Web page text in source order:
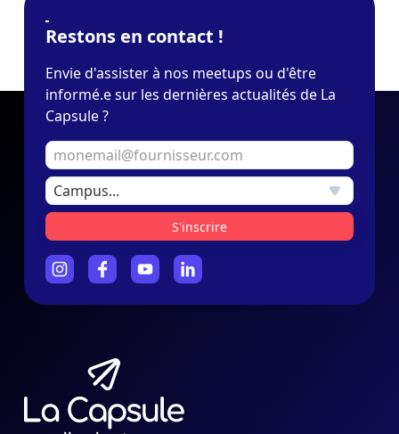
Restons en contact !
Envie d'assister à nos meetups ou d'être
informé.e sur les dernières actualités de La
Capsule ?